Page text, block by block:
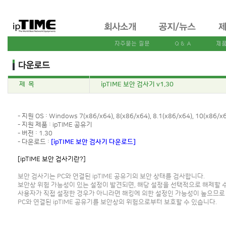
제 목 ipTIME 보안 검사기 v1.30
- 지원 OS : Windows 7(x86/x64), 8(x86/x64), 8.1(x86/x64), 10(x86/
- 지원 제품 : ipTIME 공유기
- 버전 : 1.30
- 다운로드 :
[ipTIME 보안 검사기 다운로드]
[ipTIME 보안 검사기란?]
보안 검사기는 PC와 연결된 ipTIME 공유기의 보안 상태를 검사합니다.
보안상 위험 가능성이 있는 설정이 발견되면, 해당 설정을 선택적으로 해제할
사용자가 직접 설정한 경우가 아니라면 해킹에 의한 설정인 가능성이 높으므
PC와 연결된 ipTIME 공유기를 보안상의 위험으로부터 보호할 수 있습니다.